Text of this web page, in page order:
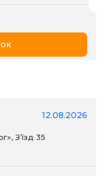
12.08.2026
З’їзд 35